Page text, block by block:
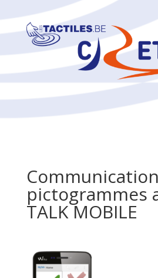
pictogrammes
TALK MOBILE